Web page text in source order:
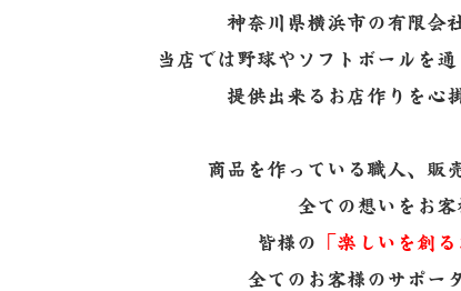
神奈川県横浜市の有限会
当店では野球やソフトボールを
提供出来るお店作りを心
商品を作っている職人、販
全ての想いをお客
皆様の
「楽しいを創る
全てのお客様のサポー